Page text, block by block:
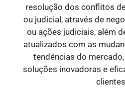
resolução dos conflitos
ou judicial, através de
ou ações judiciais, além
atualizados com as
tendências do
soluções inovadoras e